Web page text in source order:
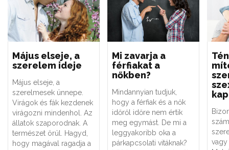
Május elseje, a
szerelem ideje
Május elseje, a
szerelmesek ünnepe.
Virágok és fák kezdenek
virágozni mindenhol. Az
állatok szaporodnak. A
természet örül. Hagyd,
hogy magával ragadja a
Mi zavarja a
férfiakat a
nőkben?
Mindannyian tudjuk,
hogy a férfiak és a nők
időről időre nem értik
meg egymást. De mi a
leggyakoribb oka a
párkapcsolati vitáknak?
vagy